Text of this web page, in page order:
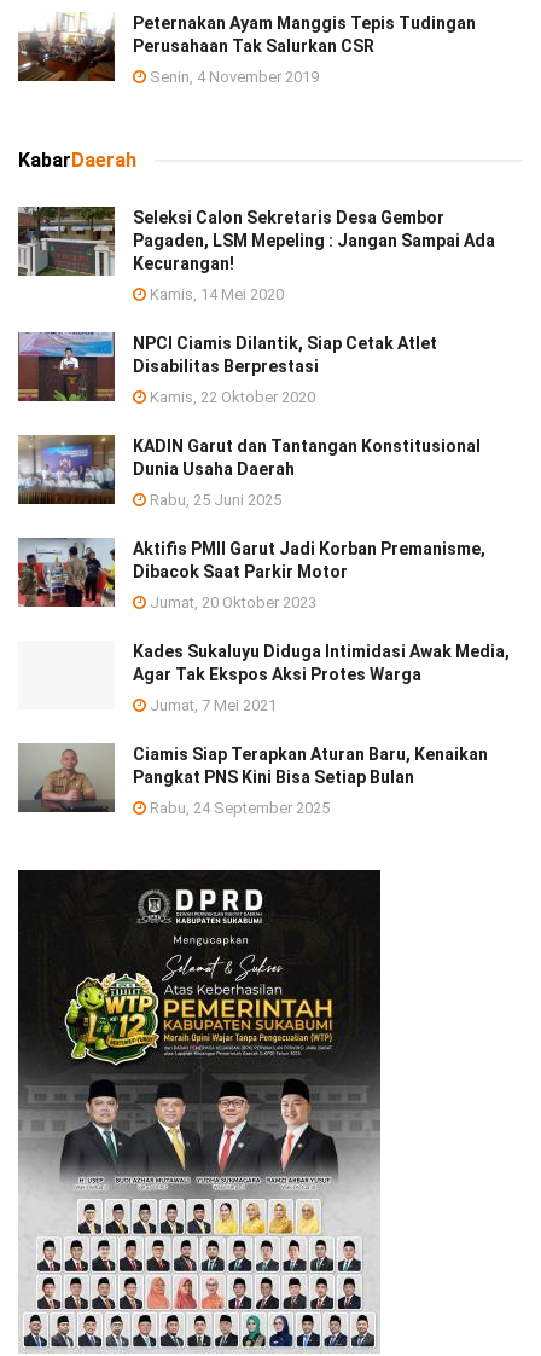
Peternakan Ayam Manggis Tepis Tudingan
Perusahaan Tak Salurkan CSR
Senin, 4 November 2019
Kabar Daerah
Seleksi Calon Sekretaris Desa Gembor
Pagaden, LSM Mepeling : Jangan Sampai Ada
Kecurangan!
Kamis, 14 Mei 2020
NPCI Ciamis Dilantik, Siap Cetak Atlet
Disabilitas Berprestasi
Kamis, 22 Oktober 2020
KADIN Garut dan Tantangan Konstitusional
Dunia Usaha Daerah
Rabu, 25 Juni 2025
Aktifis PMII Garut Jadi Korban Premanisme,
Dibacok Saat Parkir Motor
Jumat, 20 Oktober 2023
Kades Sukaluyu Diduga Intimidasi Awak Media,
Agar Tak Ekspos Aksi Protes Warga
Jumat, 7 Mei 2021
Ciamis Siap Terapkan Aturan Baru, Kenaikan
Pangkat PNS Kini Bisa Setiap Bulan
Rabu, 24 September 2025